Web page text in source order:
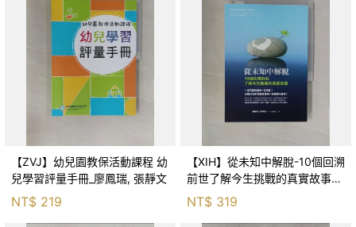
【ZVJ】幼兒園教保活動課程 幼
兒學習評量手冊_廖鳳瑞, 張靜文
NT$ 219
【XIH】從未知中解脫-10個回溯
前世了解今生挑戰的真實故事_
羅伯特．舒
NT$ 319